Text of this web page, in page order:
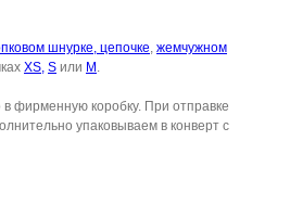
шнурке, цепочке, жемчужном
XS, S или M .
фирменную коробку. При отправке
упаковываем в конверт с
Возврат
Оферта